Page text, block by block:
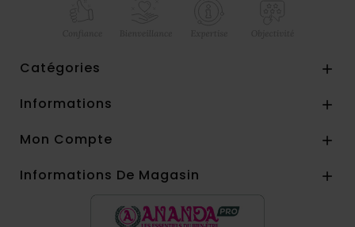
Catégories 
Informations 
Mon Compte 
Informations De Magasin 